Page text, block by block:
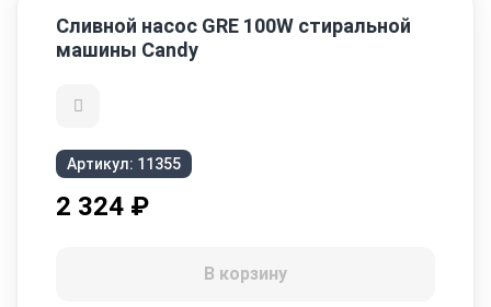
Сливной насос GRE 100W стиральной
машины Candy
Артикул: 11355
2 324 ₽
В корзину